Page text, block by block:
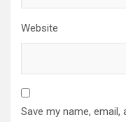
Website
Save my name,